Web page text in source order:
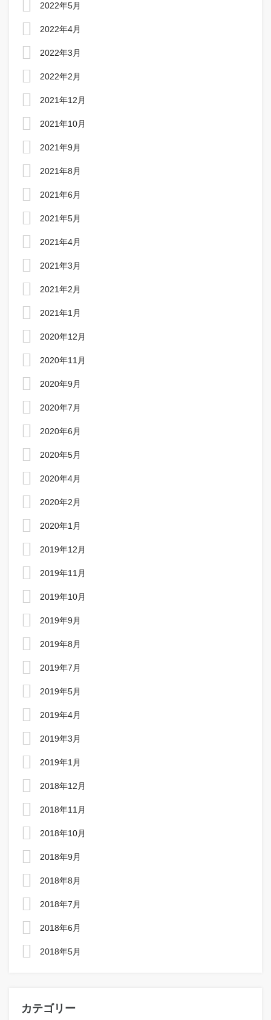
2022年5月
2022年4月
2022年3月
2022年2月
2021年12月
2021年10月
2021年9月
2021年8月
2021年6月
2021年5月
2021年4月
2021年3月
2021年2月
2021年1月
2020年12月
2020年11月
2020年9月
2020年7月
2020年6月
2020年5月
2020年4月
2020年2月
2020年1月
2019年12月
2019年11月
2019年10月
2019年9月
2019年8月
2019年7月
2019年5月
2019年4月
2019年3月
2019年1月
2018年12月
2018年11月
2018年10月
2018年9月
2018年8月
2018年7月
2018年6月
2018年5月
カテゴリー